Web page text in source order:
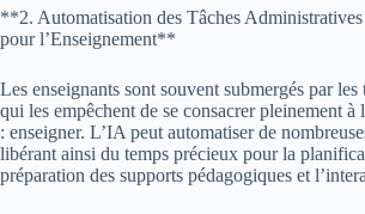
**2. Automatisation des Tâches
pour l’Enseignement**
Les enseignants sont souvent submergés par
qui les empêchent de se consacrer pleinement
: enseigner. L’IA peut automatiser de
libérant ainsi du temps précieux pour la
préparation des supports pédagogiques et